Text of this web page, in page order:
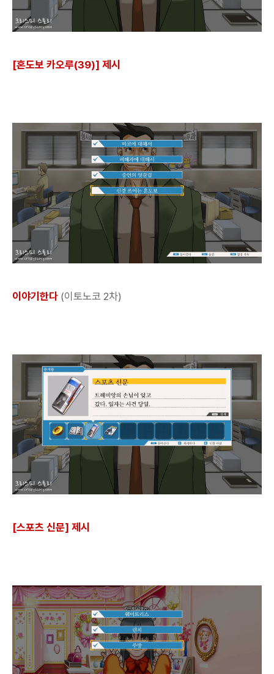
[혼도보 카오루(39)] 제시
이야기한다 (이토노코 2차)
[스포츠 신문] 제시